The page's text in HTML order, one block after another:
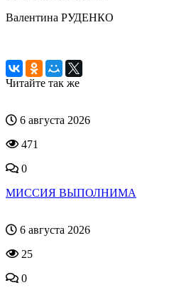
Валентина РУДЕНКО
Читайте так же
6 августа 2026
471
0
МИССИЯ ВЫПОЛНИМА
6 августа 2026
25
0